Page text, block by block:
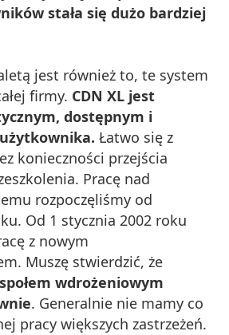
stała się dużo bardziej
jest również to, te system
firmy. CDN XL jest
dostępnym i
Łatwo się z
konieczności przejścia
Pracę nad
rozpoczęliśmy od
Od 1 stycznia 2002 roku
z nowym
Muszę stwierdzić, że
wdrożeniowym
. Generalnie nie mamy co
pracy większych zastrzeżeń.